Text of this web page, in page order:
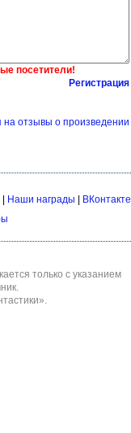
посетители!
Регистрация
на отзывы о произведении
| Наши награды | ВКонтакте
только с указанием